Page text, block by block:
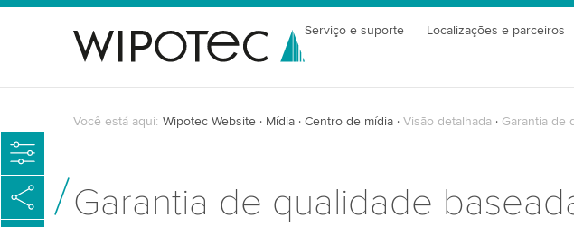
Serviço e suporte Localizações e parceiros
Você está aqui: Wipotec Website Mídia Centro de mídia Visão detalhada Garantia de
Garantia de qualidade